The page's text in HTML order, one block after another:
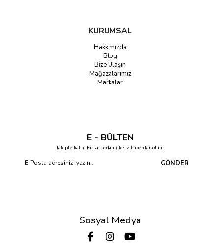
KURUMSAL
Hakkımızda
Blog
Bize Ulaşın
Mağazalarımız
Markalar
E - BÜLTEN
Takipte kalın. Fırsatlardan ilk siz haberdar olun!
GÖNDER
Sosyal Medya